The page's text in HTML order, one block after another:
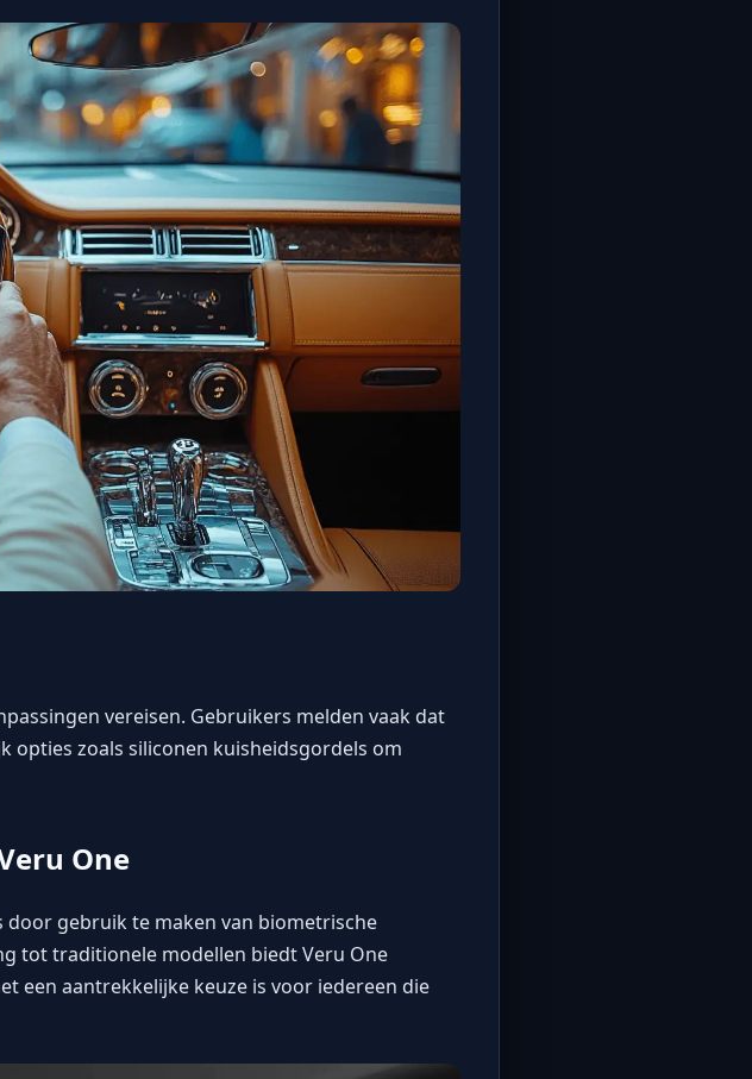
vereisen. Gebruikers melden vaak dat
opties zoals siliconen kuisheidsgordels om
One
gebruik te maken van biometrische
tot traditionele modellen biedt Veru One
een aantrekkelijke keuze is voor iedereen die